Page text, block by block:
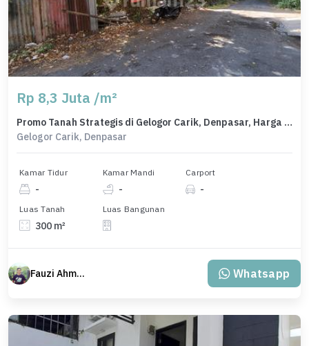
Rp 8,3 Juta /m²
Promo Tanah Strategis di Gelogor Carik, Denpasar, Harga 2,49 Miliar
Gelogor Carik, Denpasar
Kamar Tidur
-
Kamar Mandi
-
Carport
-
Luas Tanah
300 m²
Luas Bangunan
Fauzi Ahmad Whatsapp